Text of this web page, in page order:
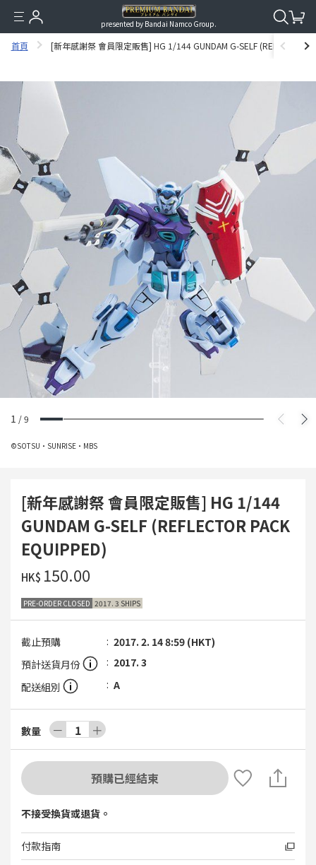
presented by Bandai Namco Group.
首頁 [新年感謝祭 會員限定販售] HG 1/144 GUNDAM G-SELF (REFLECTOR
1 /9
©SOTSU・SUNRISE・MBS
[新年感謝祭 會員限定販售] HG 1/144
GUNDAM G-SELF (REFLECTOR PACK
EQUIPPED)
HK$ ‌150.00
PRE-ORDER CLOSED 2017. 3 SHIPS
截止預購
2017. 2. 14 8:59 (HKT)
預計送貨月份
2017. 3
配送組別
A
數量 － 1 ＋
預購已經結束
不接受換貨或退貨。
付款指南